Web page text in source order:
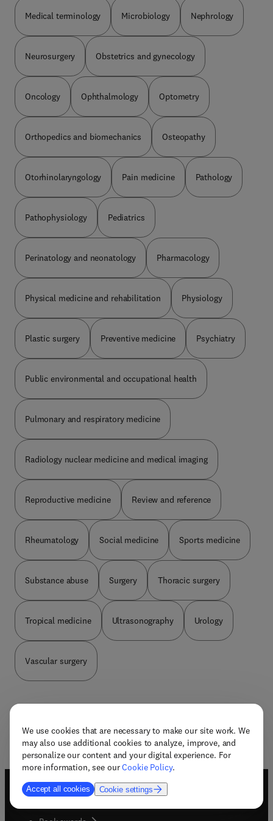
We use cookies that are necessary to make our site work. We
may also use additional cookies to analyze, improve, and
personalize our content and your digital experience. For
more information, see ourCookie Policy.
Accept all cookies Cookie settings
Medical terminology Microbiology Nephrology
Neurosurgery Obstetrics and gynecology
Oncology Ophthalmology Optometry
Orthopedics and biomechanics Osteopathy
Otorhinolaryngology Pain medicine Pathology
Pathophysiology Pediatrics
Perinatology and neonatology Pharmacology
Physical medicine and rehabilitation Physiology
Plastic surgery Preventive medicine Psychiatry
Public environmental and occupational health
Pulmonary and respiratory medicine
Radiology nuclear medicine and medical imaging
Reproductive medicine Review and reference
Rheumatology Social medicine Sports medicine
Substance abuse Surgery Thoracic surgery
Tropical medicine Ultrasonography Urology
Vascular surgery
Useful links